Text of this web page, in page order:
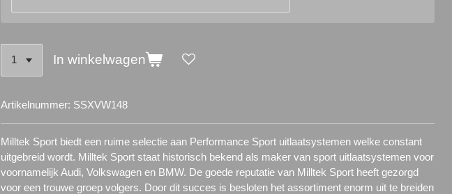
In winkelwagen
Artikelnummer: SSXVW148
Milltek Sport biedt een ruime selectie aan Performance Sport uitlaatsystemen welke constant
uitgebreid wordt. Milltek Sport staat historisch bekend als maker van sport uitlaatsystemen voor
voornamelijk Audi, Volkswagen en BMW. De goede reputatie van Milltek Sport heeft gezorgd
voor een trouwe groep volgers. Door dit succes is besloten het assortiment enorm uit te breiden